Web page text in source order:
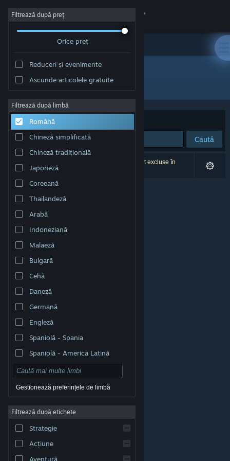
Conectează-te
Despre
Asistență
Schimbă limba
Vezi site în versiunea pentru desktop
© Valve Corporation. Toate drepturile rezervate. Toate
respectivi în SUA și celelalte țări.
Acordul Steam pentru abonați
Cookie-uri
Filtrează după preț
Orice preț
Reduceri și evenimente
Ascunde articolele gratuite
Filtrează după limbă
Română
Chineză simplificată
Chineză tradițională
Japoneză
Coreeană
Thailandeză
Arabă
Indoneziană
Malaeză
Bulgară
Cehă
Daneză
Germană
Engleză
Spaniolă - Spania
Spaniolă - America Latină
Gestionează preferințele de limbă
Filtrează după etichete
Strategie
Acțiune
Aventură
Dezvoltator: Autonomic Interactive
Sortează după
Caută
0 rezultate corespund căutării tale. 5 titluri au fost excluse în
funcție de preferințele tale.